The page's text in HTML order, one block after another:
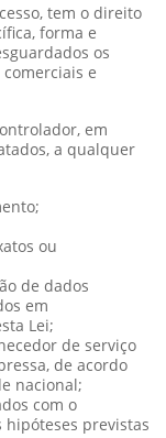
tem o direito
forma e
os
e
em
a qualquer
ou
de dados
em
Lei;
de serviço
de acordo
nacional;
com o
previstas